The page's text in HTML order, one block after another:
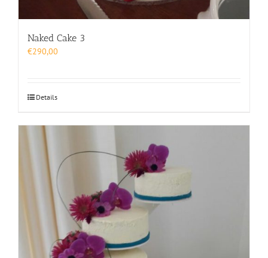
Naked Cake 3
€290,00
Details